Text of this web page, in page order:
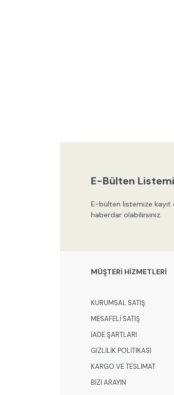
E-Bülten
E-bülten listemize kayıt
haberdar olabilirsiniz.
MÜŞTERİ HİZMETLERİ
KURUMSAL SATIŞ
MESAFELİ SATIŞ
İADE ŞARTLARI
GİZLİLİK POLİTİKASI
KARGO VE TESLİMAT
BİZİ ARAYIN